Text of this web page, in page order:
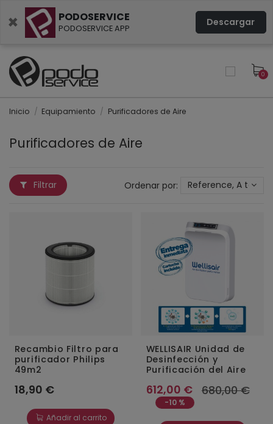
× PODOSERVICE
PODOSERVICE APP Descargar
0
Inicio Equipamiento Purificadores de Aire
Purificadores de Aire
Filtrar Ordenar por: Reference, A to Z
Recambio Filtro para
purificador Philips
49m2
18,90 €
Añadir al carrito
WELLISAIR Unidad de
Desinfección y
Purificación del Aire
612,00 € 680,00 €
-10 %